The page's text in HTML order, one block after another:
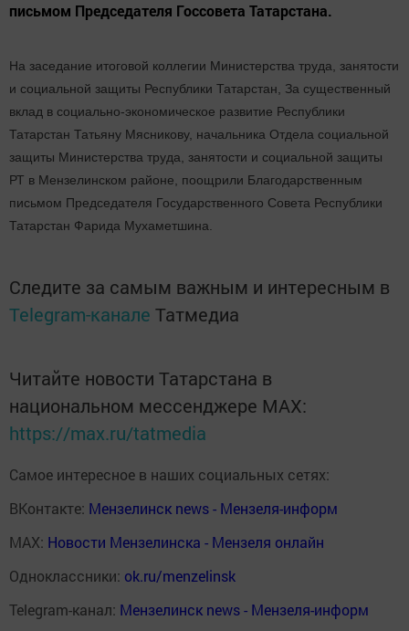
письмом Председателя Госсовета Татарстана.
На заседание итоговой коллегии Министерства труда, занятости
и социальной защиты Республики Татарстан, За существенный
вклад в социально-экономическое развитие Республики
Татарстан Татьяну Мясникову, начальника Отдела социальной
защиты Министерства труда, занятости и социальной защиты
РТ в Мензелинском районе, поощрили Благодарственным
письмом Председателя Государственного Совета Республики
Татарстан Фарида Мухаметшина.
Следите за самым важным и интересным в
Telegram-канале Татмедиа
Читайте новости Татарстана в
национальном мессенджере MАХ:
https://max.ru/tatmedia
Самое интересное в наших социальных сетях:
ВКонтакте: Мензелинск news - Мензеля-информ
MAX: Новости Мензелинска - Мензеля онлайн
Одноклассники: ok.ru/menzelinsk
Telegram-канал: Мензелинск news - Мензеля-информ